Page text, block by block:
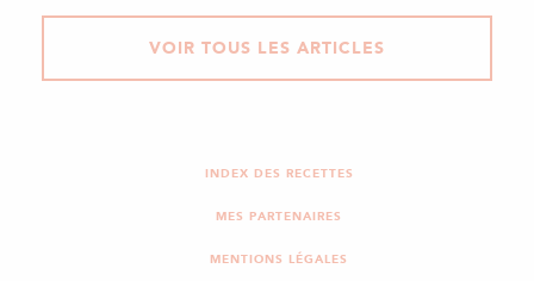
VOIR TOUS LES ARTICLES
INDEX DES RECETTES
MES PARTENAIRES
MENTIONS LÉGALES